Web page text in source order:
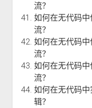
流？
如何在无代码
流？
如何在无代码
流？
如何在无代码
流？
如何在无代码
辑？